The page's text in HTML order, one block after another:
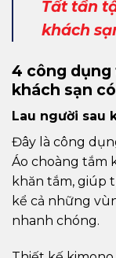
Tất tần
khách
4 công
khách sạn
Lau người sau
Đây là công
Áo choàng tắm
khăn tắm, giúp
kể cả những
nhanh chóng.